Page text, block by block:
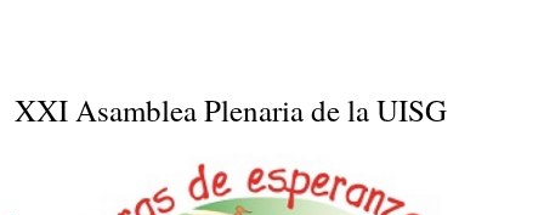
XXI Asamblea Plenaria de la UISG